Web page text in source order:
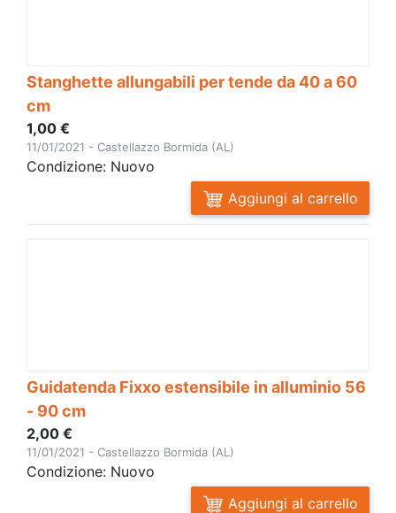
Stanghette allungabili per tende da 40 a 60
cm
1,00 €
11/01/2021 - Castellazzo Bormida (AL)
Condizione: Nuovo
Aggiungi al carrello
Guidatenda Fixxo estensibile in alluminio 56
- 90 cm
2,00 €
11/01/2021 - Castellazzo Bormida (AL)
Condizione: Nuovo
Aggiungi al carrello